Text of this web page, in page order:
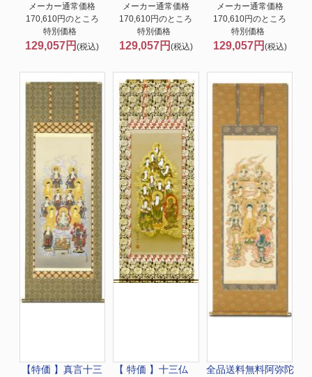
メーカー通常価格
170,610円のところ
特別価格
129,057円(税込)
メーカー通常価格
170,610円のところ
特別価格
129,057円 (税込)
メーカー通常価格
170,610円のところ
特別価格
129,057円 (税込)
【特価 】真言十三
【 特価 】十三仏
全品送料無料阿弥陀